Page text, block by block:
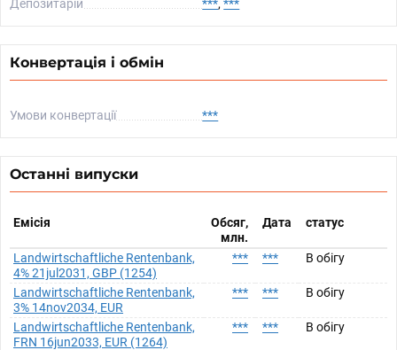
Депозитарій
***, ***
Конвертація і обмін
Умови конвертації ***
Останні випуски
Емісія
Обсяг,
млн.
Дата статус
Landwirtschaftliche Rentenbank,
4% 21jul2031, GBP (1254)
*** *** В обігу
Landwirtschaftliche Rentenbank,
3% 14nov2034, EUR
*** *** В обігу
Landwirtschaftliche Rentenbank,
FRN 16jun2033, EUR (1264)
*** *** В обігу